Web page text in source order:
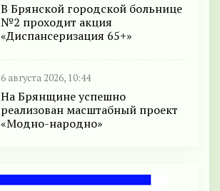
В Брянской городской больнице
№2 проходит акция
«Диспансеризация 65+»
6 августа 2026, 10:44
На Брянщине успешно
реализован масштабный проект
«Модно-народно»